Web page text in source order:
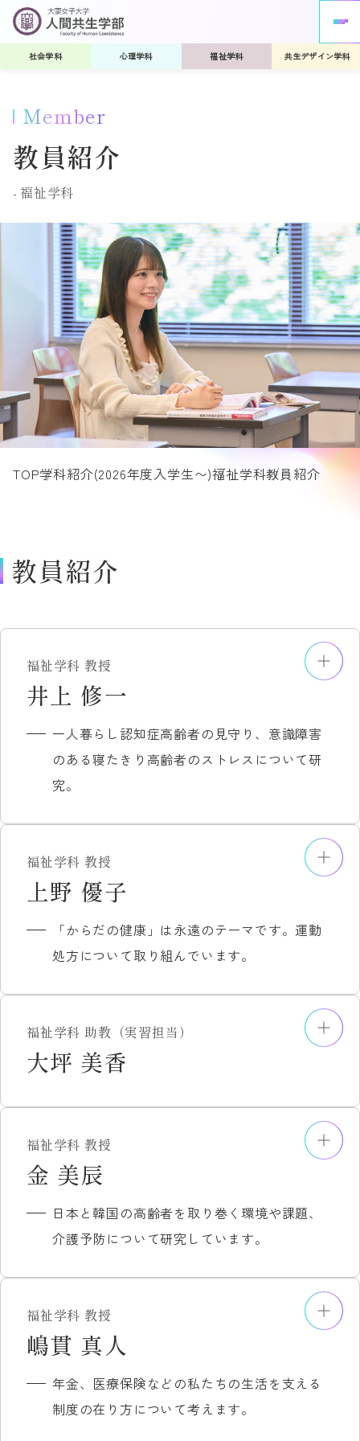
社会学科 心理学科 福祉学科 共生デザイン学科
Member
教員紹介
福祉学科
TOP学科紹介(2026年度入学生〜)福祉学科教員紹介
教員紹介
福祉学科 教授
井上 修一
一人暮らし認知症高齢者の見守り、意識障害
のある寝たきり高齢者のストレスについて研
究。
主な研究分野
特養入居者家族が抱く迷い、意識障害のあ
る寝たきり高齢者のストレス把握、一人暮
らし認知症高齢者の見守り、認知症にやさ
主な担当科目
高齢者福祉論
社会福祉学概論Ⅱ
成年後見制度など
井上 修一 研究者データベース
井上修一（2020）『特養入居者家族が抱く
迷いと家族支援：施設ケアはいかにして家
族を結びなおすことができるか』生活書
井上修一（2025）「意識障害のある寝たき
り高齢者のストレス」『臨床老年看護 』
福祉学科 教授
上野 優子
「からだの健康」は永遠のテーマです。運動
処方について取り組んでいます。
主な研究分野
運動生理学
スポーツバイオメカニクス
主な担当科目
スポーツIIＡ、IIＢ
スポーツと健康
レクリエーション論
スポーツ生涯論
上野 優子 研究者データベース
福祉学科 助教（実習担当）
大坪 美香
主な研究分野
福祉と医療の視点から、生活の質（QOL）
の向上を目指し、ソーシャルワークの果た
すべき役割と機能について研究していま
主な担当科目
相談援助演習Ⅰ
相談援助演習Ⅱ
相談援助実習事前指導
相談援助実習事後指導
福祉学科 教授
金 美辰
日本と韓国の高齢者を取り巻く環境や課題、
介護予防について研究しています。
主な研究分野
介護福祉学
韓国の高齢者福祉
介護予防
福祉学科 教授
嶋貫 真人
年金、医療保険などの私たちの生活を支える
制度の在り方について考えます。